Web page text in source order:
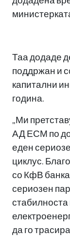
Таа додаде
поддржан и
капитални
година.
„Ми
АД ЕСМ по
еден
циклус.
со КфВ
сериозен
да го